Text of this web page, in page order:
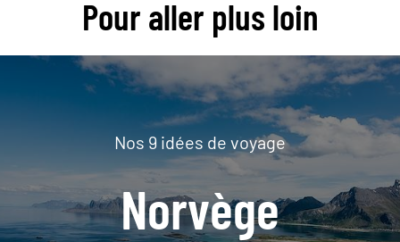
Pour aller plus loin
Nos 9 idées de voyage
Norvège